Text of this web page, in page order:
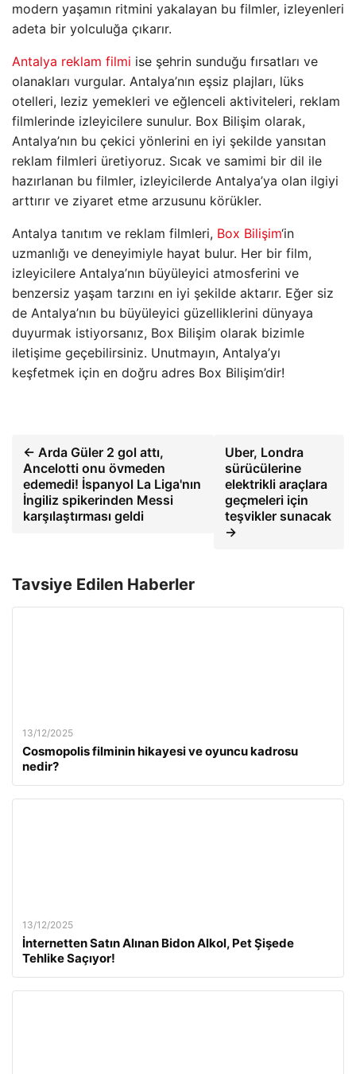
modern yaşamın ritmini yakalayan bu filmler, izleyenleri
adeta bir yolculuğa çıkarır.
Antalya reklam filmi ise şehrin sunduğu fırsatları ve
olanakları vurgular. Antalya’nın eşsiz plajları, lüks
otelleri, leziz yemekleri ve eğlenceli aktiviteleri, reklam
filmlerinde izleyicilere sunulur. Box Bilişim olarak,
Antalya’nın bu çekici yönlerini en iyi şekilde yansıtan
reklam filmleri üretiyoruz. Sıcak ve samimi bir dil ile
hazırlanan bu filmler, izleyicilerde Antalya’ya olan ilgiyi
arttırır ve ziyaret etme arzusunu körükler.
Antalya tanıtım ve reklam filmleri, Box Bilişim‘in
uzmanlığı ve deneyimiyle hayat bulur. Her bir film,
izleyicilere Antalya’nın büyüleyici atmosferini ve
benzersiz yaşam tarzını en iyi şekilde aktarır. Eğer siz
de Antalya’nın bu büyüleyici güzelliklerini dünyaya
duyurmak istiyorsanız, Box Bilişim olarak bizimle
iletişime geçebilirsiniz. Unutmayın, Antalya’yı
keşfetmek için en doğru adres Box Bilişim’dir!
← Arda Güler 2 gol attı,
Ancelotti onu övmeden
edemedi! İspanyol La Liga'nın
İngiliz spikerinden Messi
karşılaştırması geldi
Uber, Londra
sürücülerine
elektrikli araçlara
geçmeleri için
teşvikler sunacak
→
Tavsiye Edilen Haberler
13/12/2025
Cosmopolis filminin hikayesi ve oyuncu kadrosu
nedir?
13/12/2025
İnternetten Satın Alınan Bidon Alkol, Pet Şişede
Tehlike Saçıyor!